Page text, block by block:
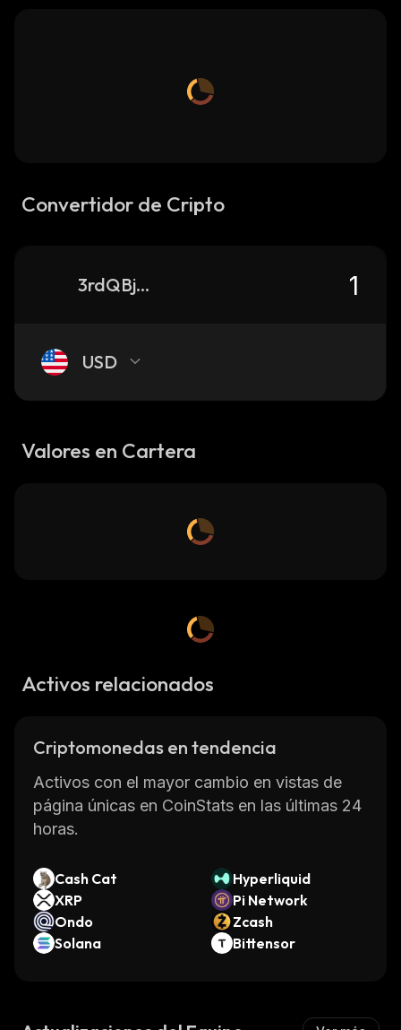
Convertidor de Cripto
3rdQBjva6BUPmTBCFamMFgbXE5VENukdoKV8tMeXjfRC_solana
USD
Valores en Cartera
Activos relacionados
Criptomonedas en tendencia
Activos con el mayor cambio en vistas de
página únicas en CoinStats en las últimas 24
horas.
Cash Cat
Hyperliquid
XRP
Pi Network
Ondo
Zcash
Solana
Bittensor